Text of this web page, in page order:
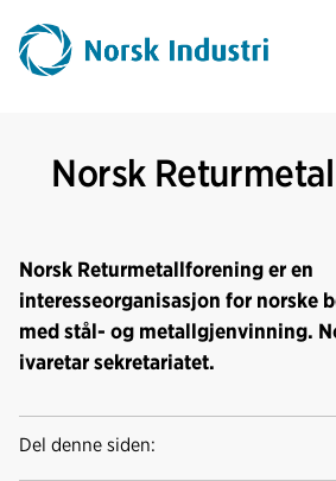
Norsk
Norsk Returmetallforening er en
interesseorganisasjon for norske
med stål- og metallgjenvinning.
ivaretar sekretariatet.
Del denne siden: